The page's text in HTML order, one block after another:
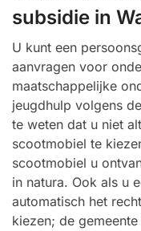
subsidie in
U kunt een
aanvragen voor
maatschappelijke
jeugdhulp volgens
te weten dat u niet
scootmobiel te
scootmobiel u
in natura. Ook als u
automatisch het
kiezen; de